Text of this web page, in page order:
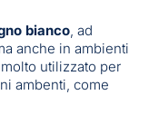
bianco, ad
anche in ambienti
utilizzato per
ambenti, come